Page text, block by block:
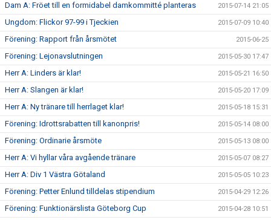
Dam A: Fröet till en formidabel damkommitté planteras 2015-07-14 21:05
Ungdom: Flickor 97-99 i Tjeckien 2015-07-09 10:40
Förening: Rapport från årsmötet 2015-06-25
Förening: Lejonavslutningen 2015-05-30 17:47
Herr A: Linders är klar! 2015-05-21 16:50
Herr A: Slangen är klar! 2015-05-20 17:09
Herr A: Ny tränare till herrlaget klar! 2015-05-18 15:31
Förening: Idrottsrabatten till kanonpris! 2015-05-14 08:00
Förening: Ordinarie årsmöte 2015-05-13 08:00
Herr A: Vi hyllar våra avgående tränare 2015-05-07 08:27
Herr A: Div 1 Västra Götaland 2015-05-05 10:23
Förening: Petter Enlund tilldelas stipendium 2015-04-29 12:26
Förening: Funktionärslista Göteborg Cup 2015-04-28 10:51